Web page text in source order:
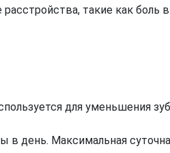
такие как
для уменьшения
в день. Максимальная